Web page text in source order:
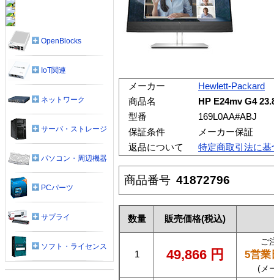
メーカー
Hewlett-Packard
商品名
HP E24mv G4
型番
169L0AA#ABJ
保証条件
メーカー保証
返品について
特定商取引法に基
商品番号 41872796
数量 販売価格(税込)
1 49,866 円
ご
5営業
(メ
OpenBlocks
IoT関連
ネットワーク
サーバ・ストレージ
パソコン・周辺機器
PCパーツ
サプライ
ソフト・ライセンス